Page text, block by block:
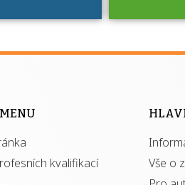
Víte, že
kvalifikací
Vše o